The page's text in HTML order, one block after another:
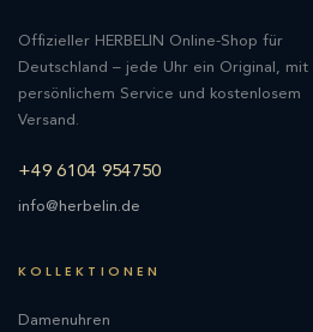
Offizieller HERBELIN Online-Shop für
Deutschland – jede Uhr ein Original, mit
persönlichem Service und kostenlosem
Versand.
+49 6104 954750
info@herbelin.de
KOLLEKTIONEN
Damenuhren